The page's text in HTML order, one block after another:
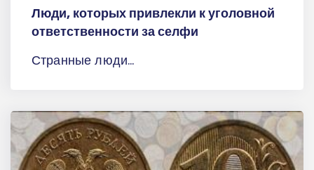
Люди, которых привлекли к уголовной
ответственности за селфи
Странные люди...